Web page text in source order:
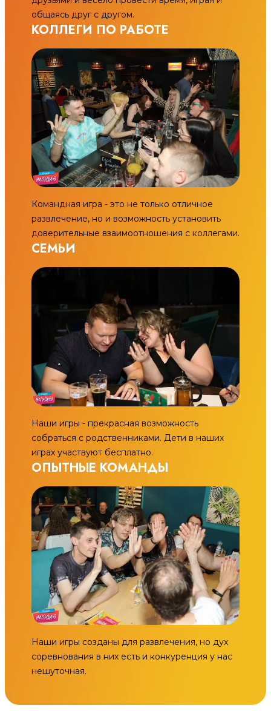
общаясь друг с другом.
КОЛЛЕГИ ПО РАБОТЕ
Командная игра - это не только отличное
развлечение, но и возможность установить
доверительные взаимоотношения с коллегами.
СЕМЬИ
Наши игры - прекрасная возможность
собраться с родственниками. Дети в наших
играх участвуют бесплатно.
ОПЫТНЫЕ КОМАНДЫ
Наши игры созданы для развлечения, но дух
соревнования в них есть и конкуренция у нас
нешуточная.